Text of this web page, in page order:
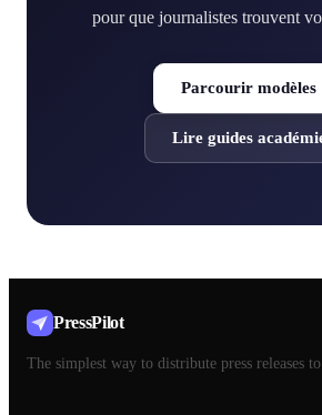
pour que journalistes trouvent
Parcourir modèles
Lire guides
PressPilot
The simplest way to distribute press releases